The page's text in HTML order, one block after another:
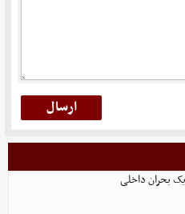
بحران داخلی